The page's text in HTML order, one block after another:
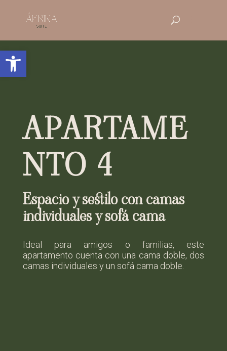
Abrir barra de herramientas
APARTAME
NTO 4
Espacio y sestilo con camas
individuales y sofá cama
Ideal para amigos o familias, este
apartamento cuenta con una cama doble, dos
camas individuales y un sofá cama doble.